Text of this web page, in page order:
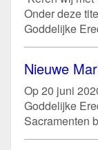
Onder deze
Goddelijke
Nieuwe
Op 20 juni
Goddelijke
Sacramenten